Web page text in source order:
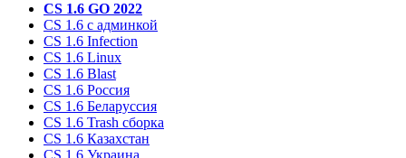
CS 1.6 GO 2022
CS 1.6 с админкой
CS 1.6 Infection
CS 1.6 Linux
CS 1.6 Blast
CS 1.6 Россия
CS 1.6 Беларуссия
CS 1.6 Trash сборка
CS 1.6 Казахстан
CS 1.6 Украина